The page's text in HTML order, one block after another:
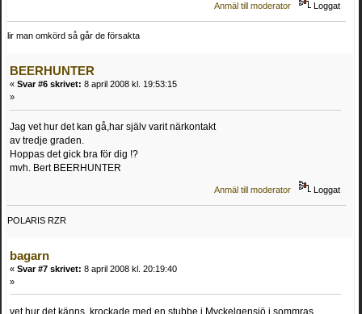
Anmäl till moderator Loggat
lir man omkörd så går de försakta
BEERHUNTER
« Svar #6 skrivet: 8 april 2008 kl. 19:53:15
»
Jag vet hur det kan gå,har själv varit närkontakt
av tredje graden.
Hoppas det gick bra för dig !?
mvh. Bert BEERHUNTER
Anmäl till moderator Loggat
POLARIS RZR
bagarn
« Svar #7 skrivet: 8 april 2008 kl. 20:19:40
»
vet hur det känns, krockade med en stubbe i Myckelgensjö i sommras.